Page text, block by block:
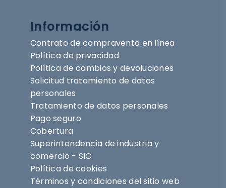
Información
Contrato de compraventa en línea
Política de privacidad
Política de cambios y devoluciones
Solicitud tratamiento de datos
personales
Tratamiento de datos personales
Pago seguro
Cobertura
Superintendencia de industria y
comercio - SIC
Política de cookies
Términos y condiciones del sitio web